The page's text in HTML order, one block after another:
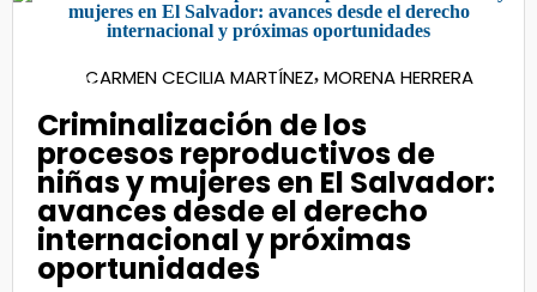
13
Oct 2021CARMEN CECILIA MARTÍNEZ, MORENA HERRERA
Criminalización de los
procesos reproductivos de
niñas y mujeres en El Salvador:
avances desde el derecho
internacional y próximas
oportunidades